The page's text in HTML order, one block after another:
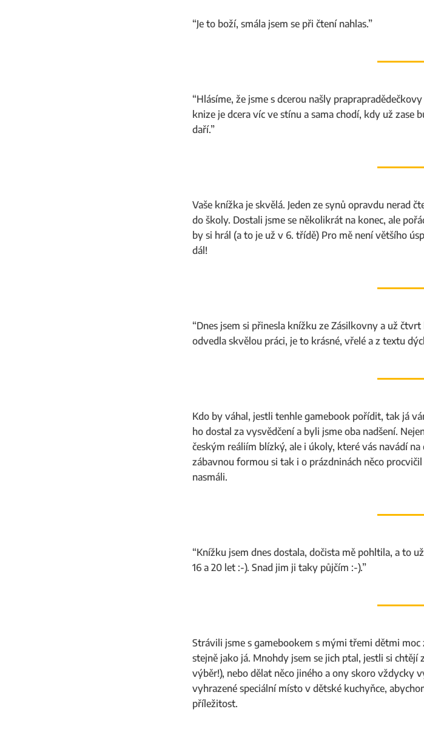
“Je to boží, smála jsem se při čtení nahlas.”
“Hlásíme, že jsme s dcerou našly
knize je dcera víc ve stínu a sama chodí, kdy už zase
daří.”
Vaše knížka je skvělá. Jeden ze synů opravdu nerad
do školy. Dostali jsme se několikrát na konec, ale
by si hrál (a to je už v 6. třídě) Pro mě není většího
dál!
“Dnes jsem si přinesla knížku ze Zásilkovny a už
odvedla skvělou práci, je to krásné, vřelé a z textu
Kdo by váhal, jestli tenhle gamebook pořídit, tak já
ho dostal za vysvědčení a byli jsme oba nadšení.
českým reáliím blízký, ale i úkoly, které vás navádí
zábavnou formou si tak i o prázdninách něco
nasmáli.
“Knížku jsem dnes dostala, dočista mě pohltila, a to
16 a 20 let :-). Snad jim ji taky půjčím :-).”
Strávili jsme s gamebookem s mými třemi dětmi
stejně jako já. Mnohdy jsem se jich ptal, jestli si
výběr!), nebo dělat něco jiného a ony skoro vždycky
vyhrazené speciální místo v dětské kuchyňce,
příležitost.